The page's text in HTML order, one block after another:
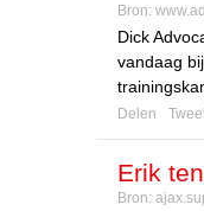
Bron:
Dick
vandaag
Delen
Erik
Bron: